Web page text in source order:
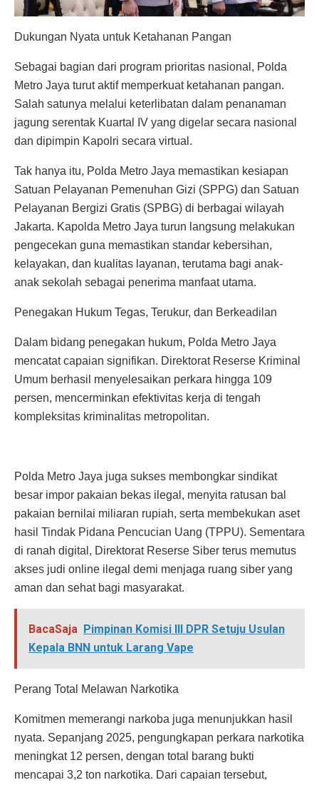
Dukungan Nyata untuk Ketahanan Pangan
Sebagai bagian dari program prioritas nasional, Polda
Metro Jaya turut aktif memperkuat ketahanan pangan.
Salah satunya melalui keterlibatan dalam penanaman
jagung serentak Kuartal IV yang digelar secara nasional
dan dipimpin Kapolri secara virtual.
Tak hanya itu, Polda Metro Jaya memastikan kesiapan
Satuan Pelayanan Pemenuhan Gizi (SPPG) dan Satuan
Pelayanan Bergizi Gratis (SPBG) di berbagai wilayah
Jakarta. Kapolda Metro Jaya turun langsung melakukan
pengecekan guna memastikan standar kebersihan,
kelayakan, dan kualitas layanan, terutama bagi anak-
anak sekolah sebagai penerima manfaat utama.
Penegakan Hukum Tegas, Terukur, dan Berkeadilan
Dalam bidang penegakan hukum, Polda Metro Jaya
mencatat capaian signifikan. Direktorat Reserse Kriminal
Umum berhasil menyelesaikan perkara hingga 109
persen, mencerminkan efektivitas kerja di tengah
kompleksitas kriminalitas metropolitan.
Polda Metro Jaya juga sukses membongkar sindikat
besar impor pakaian bekas ilegal, menyita ratusan bal
pakaian bernilai miliaran rupiah, serta membekukan aset
hasil Tindak Pidana Pencucian Uang (TPPU). Sementara
di ranah digital, Direktorat Reserse Siber terus memutus
akses judi online ilegal demi menjaga ruang siber yang
aman dan sehat bagi masyarakat.
BacaSaja Pimpinan Komisi III DPR Setuju Usulan
Kepala BNN untuk Larang Vape
Perang Total Melawan Narkotika
Komitmen memerangi narkoba juga menunjukkan hasil
nyata. Sepanjang 2025, pengungkapan perkara narkotika
meningkat 12 persen, dengan total barang bukti
mencapai 3,2 ton narkotika. Dari capaian tersebut,